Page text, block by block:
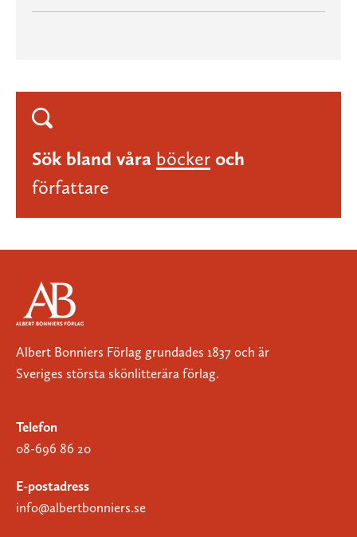
Sök bland våra böcker och
författare
Albert Bonniers Förlag grundades 1837 och är
Sveriges största skönlitterära förlag.
Telefon
08-696 86 20
E-postadress
info@albertbonniers.se